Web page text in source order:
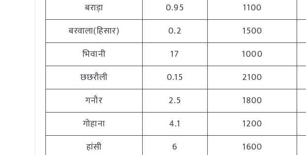
बराड़ा
0.95 1100
बरवाला(हिसार)
0.2 1500
भिवानी
17 1000
छछरौली
0.15 2100
गनौर
2.5 1800
गोहाना
4.1 1200
हांसी
6 1600